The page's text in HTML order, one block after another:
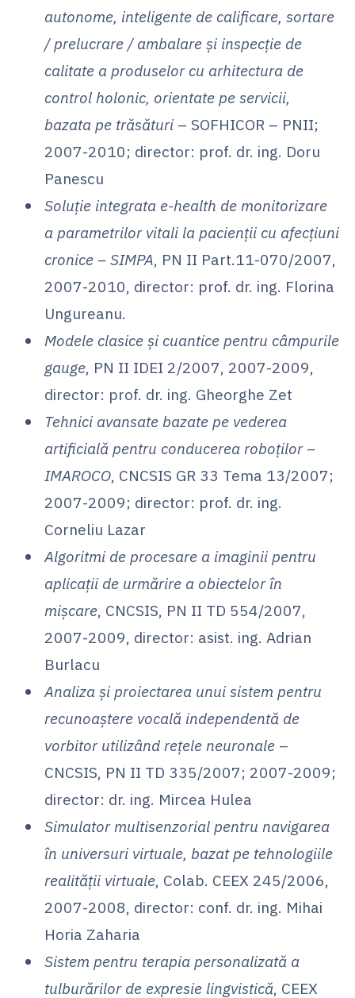
autonome, inteligente de calificare, sortare
/ prelucrare / ambalare și inspecție de
calitate a produselor cu arhitectura de
control holonic, orientate pe servicii,
bazata pe trăsături – SOFHICOR – PNII;
2007-2010; director: prof. dr. ing. Doru
Panescu
Soluție integrata e-health de monitorizare
a parametrilor vitali la pacienții cu afecțiuni
cronice – SIMPA, PN II Part.11-070/2007,
2007-2010, director: prof. dr. ing. Florina
Ungureanu.
Modele clasice și cuantice pentru câmpurile
gauge, PN II IDEI 2/2007, 2007-2009,
director: prof. dr. ing. Gheorghe Zet
Tehnici avansate bazate pe vederea
artificială pentru conducerea roboților –
IMAROCO, CNCSIS GR 33 Tema 13/2007;
2007-2009; director: prof. dr. ing.
Corneliu Lazar
Algoritmi de procesare a imaginii pentru
aplicații de urmărire a obiectelor în
mișcare, CNCSIS, PN II TD 554/2007,
2007-2009, director: asist. ing. Adrian
Burlacu
Analiza și proiectarea unui sistem pentru
recunoaștere vocală independentă de
vorbitor utilizând rețele neuronale –
CNCSIS, PN II TD 335/2007; 2007-2009;
director: dr. ing. Mircea Hulea
Simulator multisenzorial pentru navigarea
în universuri virtuale, bazat pe tehnologiile
realității virtuale, Colab. CEEX 245/2006,
2007-2008, director: conf. dr. ing. Mihai
Horia Zaharia
Sistem pentru terapia personalizată a
tulburărilor de expresie lingvistică, CEEX